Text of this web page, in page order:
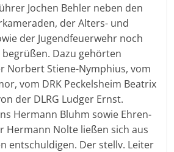
Jochen Behler neben den
der Alters- und
der Jugendfeuerwehr noch
Dazu gehörten
Norbert Stiene-Nymphius, vom
vom DRK Peckelsheim Beatrix
der DLRG Ludger Ernst.
Hermann Bluhm sowie Ehren-
Hermann Nolte ließen sich aus
entschuldigen. Der stellv. Leiter